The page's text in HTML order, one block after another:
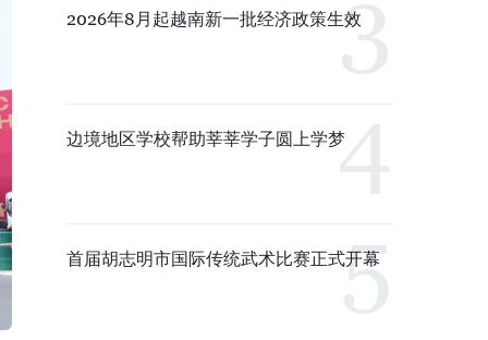
2026年8月起越南新一批经济政策生效
边境地区学校帮助莘莘学子圆上学梦
首届胡志明市国际传统武术比赛正式开幕